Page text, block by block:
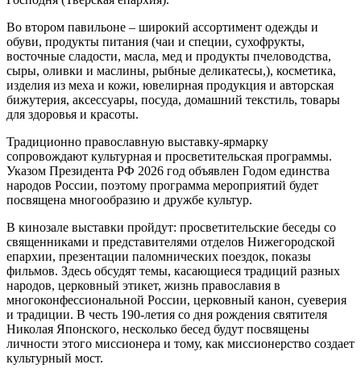
Во втором павильоне – широкий ассортимент одежды и
обуви, продукты питания (чаи и специи, сухофрукты,
восточные сладости, масла, мед и продукты пчеловодства,
сыры, оливки и маслины, рыбные деликатесы,), косметика,
изделия из меха и кожи, ювелирная продукция и авторская
бижутерия, аксессуары, посуда, домашний текстиль, товары
для здоровья и красоты.
Традиционно православную выставку-ярмарку
сопровождают культурная и просветительская программы.
Указом Президента РФ 2026 год объявлен Годом единства
народов России, поэтому программа мероприятий будет
посвящена многообразию и дружбе культур.
В кинозале выставки пройдут: просветительские беседы со
священниками и представителями отделов Нижегородской
епархии, презентации паломнических поездок, показы
фильмов. Здесь обсудят темы, касающиеся традиций разных
народов, церковный этикет, жизнь православия в
многоконфессиональной России, церковный канон, суеверия
и традиции. В честь 190-летия со дня рождения святителя
Николая Японского, несколько бесед будут посвящены
личности этого миссионера и тому, как миссионерство создает
культурный мост.